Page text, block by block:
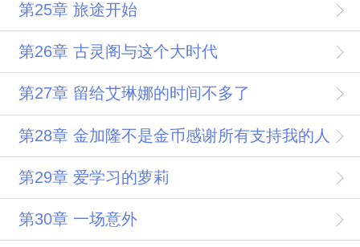
第25章 旅途开始
第26章 古灵阁与这个大时代
第27章 留给艾琳娜的时间不多了
第28章 金加隆不是金币感谢所有支持我的人
第29章 爱学习的萝莉
第30章 一场意外